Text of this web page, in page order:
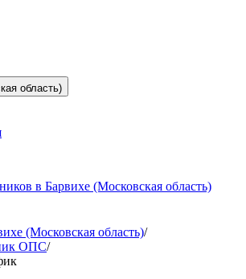
область)
в Барвихе (Московская область)
(Московская область)/
ОПС/